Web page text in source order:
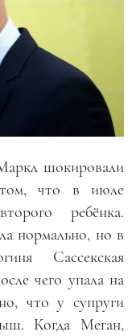
шокировали
том, что в июле
ребёнка.
нормально, но в
Сассекская
чего упала на
что у супруги
Когда Меган,